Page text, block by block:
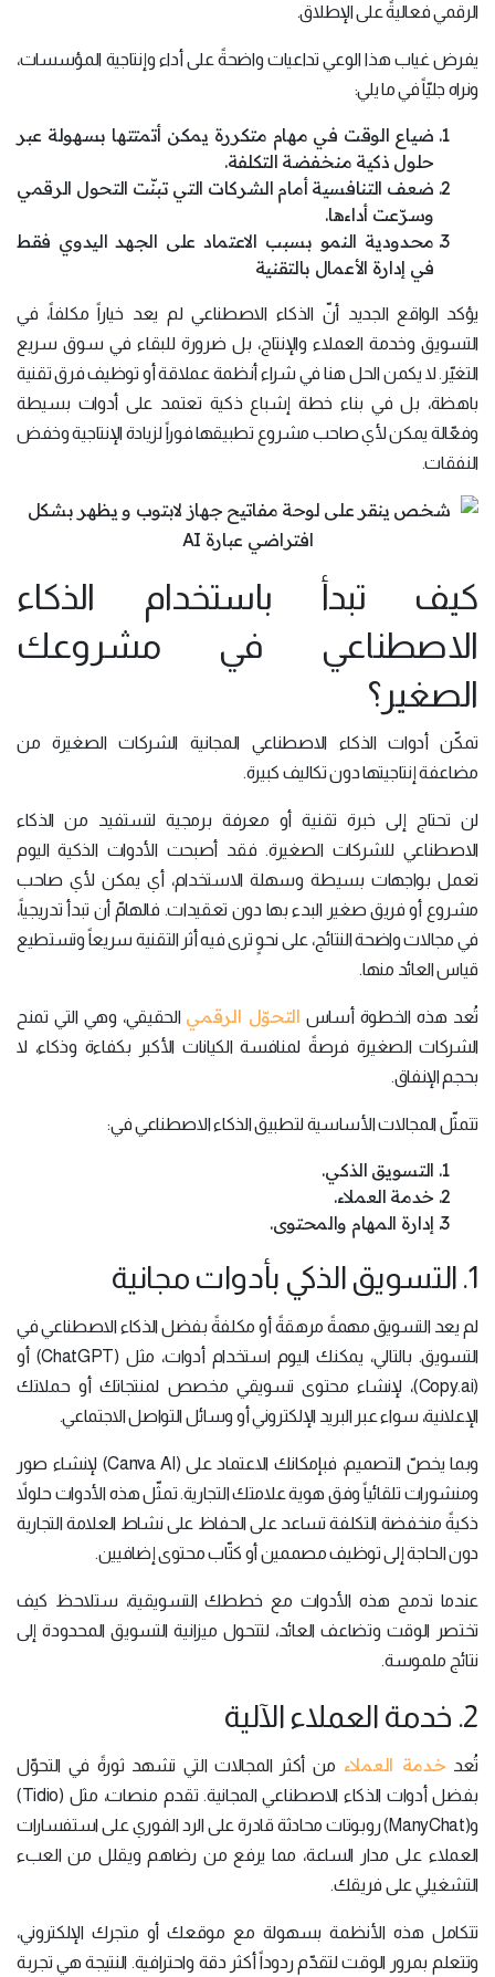
الرقمي فعاليةً على الإطلاق.
يفرض غياب هذا الوعي تداعيات واضحةً على أداء وإنتاجية المؤسسات،
ونراه جليّاً في ما يلي:
ضياع الوقت في مهام متكررة يمكن أتمتتها بسهولة عبر
حلول ذكية منخفضة التكلفة.
ضعف التنافسية أمام الشركات التي تبنّت التحول الرقمي
وسرّعت أداءها.
محدودية النمو بسبب الاعتماد على الجهد اليدوي فقط
في إدارة الأعمال بالتقنية
يؤكد الواقع الجديد أنّ الذكاء الاصطناعي لم يعد خياراً مكلفاً، في
التسويق وخدمة العملاء والإنتاج، بل ضرورة للبقاء في سوق سريع
التغيّر. لا يكمن الحل هنا في شراء أنظمة عملاقة أو توظيف فرق تقنية
باهظة، بل في بناء خطة إشباع ذكية تعتمد على أدوات بسيطة
وفعّالة يمكن لأي صاحب مشروع تطبيقها فوراً لزيادة الإنتاجية وخفض
النفقات.
كيف تبدأ باستخدام الذكاء
الاصطناعي في مشروعك
الصغير؟
تمكّن أدوات الذكاء الاصطناعي المجانية الشركات الصغيرة من
مضاعفة إنتاجيتها دون تكاليف كبيرة.
لن تحتاج إلى خبرة تقنية أو معرفة برمجية لتستفيد من الذكاء
الاصطناعي للشركات الصغيرة. فقد أصبحت الأدوات الذكية اليوم
تعمل بواجهات بسيطة وسهلة الاستخدام، أي يمكن لأي صاحب
مشروع أو فريق صغير البدء بها دون تعقيدات. فالهامّ أن تبدأ تدريجياً،
في مجالات واضحة النتائج، على نحوٍ ترى فيه أثر التقنية سريعاً وتستطيع
قياس العائد منها.
تُعد هذه الخطوة أساس التحوّل الرقمي الحقيقي، وهي التي تمنح
الشركات الصغيرة فرصةً لمنافسة الكيانات الأكبر بكفاءة وذكاء، لا
بحجم الإنفاق.
تتمثّل المجالات الأساسية لتطبيق الذكاء الاصطناعي في:
التسويق الذكي.
خدمة العملاء.
إدارة المهام والمحتوى.
1. التسويق الذكي بأدوات مجانية
لم يعد التسويق مهمةً مرهقةً أو مكلفةً بفضل الذكاء الاصطناعي في
التسويق. بالتالي، يمكنك اليوم استخدام أدوات، مثل (ChatGPT) أو
(Copy.ai)، لإنشاء محتوى تسويقي مخصص لمنتجاتك أو حملاتك
الإعلانية، سواء عبر البريد الإلكتروني أو وسائل التواصل الاجتماعي.
وبما يخصّ التصميم، فبإمكانك الاعتماد على (Canva AI) لإنشاء صور
ومنشورات تلقائياً وفق هوية علامتك التجارية. تمثّل هذه الأدوات حلولاً
ذكيةً منخفضة التكلفة تساعد على الحفاظ على نشاط العلامة التجارية
دون الحاجة إلى توظيف مصممين أو كتّاب محتوى إضافيين.
عندما تدمج هذه الأدوات مع خططك التسويقية، ستلاحظ كيف
تختصر الوقت وتضاعف العائد، لتتحول ميزانية التسويق المحدودة إلى
نتائج ملموسة.
2. خدمة العملاء الآلية
تُعد خدمة العملاء من أكثر المجالات التي تشهد ثورةً في التحوّل
بفضل أدوات الذكاء الاصطناعي المجانية. تقدم منصات، مثل (Tidio)
و(ManyChat) روبوتات محادثة قادرة على الرد الفوري على استفسارات
العملاء على مدار الساعة، مما يرفع من رضاهم ويقلل من العبء
التشغيلي على فريقك.
تتكامل هذه الأنظمة بسهولة مع موقعك أو متجرك الإلكتروني،
وتتعلم بمرور الوقت لتقدّم ردوداً أكثر دقة واحترافية. النتيجة هي تجربة